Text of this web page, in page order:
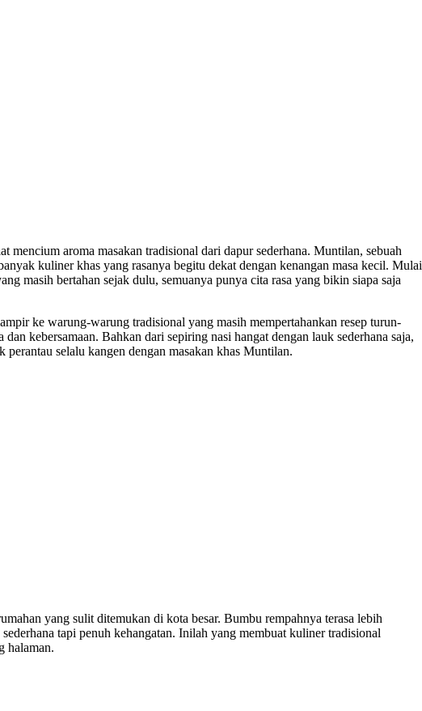
mencium aroma masakan tradisional dari dapur sederhana. Muntilan, sebuah
kuliner khas yang rasanya begitu dekat dengan kenangan masa kecil. Mulai
masih bertahan sejak dulu, semuanya punya cita rasa yang bikin siapa saja
ke warung-warung tradisional yang masih mempertahankan resep turun-
kebersamaan. Bahkan dari sepiring nasi hangat dengan lauk sederhana saja,
selalu kangen dengan masakan khas Muntilan.
yang sulit ditemukan di kota besar. Bumbu rempahnya terasa lebih
tapi penuh kehangatan. Inilah yang membuat kuliner tradisional
halaman.